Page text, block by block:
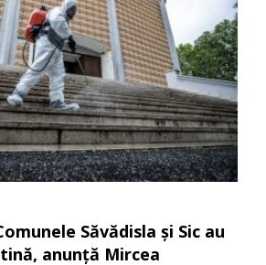
Săvădisla și Sic au
anunță Mircea